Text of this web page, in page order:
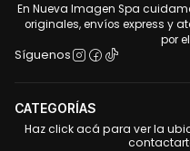
En Nueva Imagen Spa
originales, envíos express y
por
Síguenos
CATEGORÍAS
Haz click acá para ver la